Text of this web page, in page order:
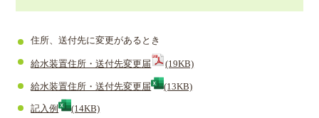
住所、送付先に変更があるとき
給水装置住所・送付先変更届 (19KB)
給水装置住所・送付先変更届 (13KB)
記入例 (14KB)